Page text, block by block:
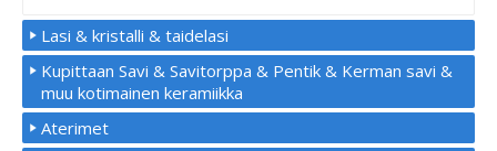
Lasi & kristalli & taidelasi
Kupittaan Savi & Savitorppa & Pentik & Kerman savi &
muu kotimainen keramiikka
Aterimet